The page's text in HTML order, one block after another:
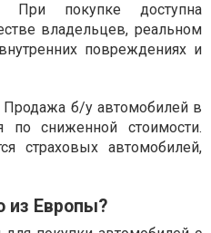
При покупке доступна
владельцев, реальном
повреждениях и
Продажа б/у автомобилей в
по сниженной стоимости.
страховых автомобилей,
из Европы?